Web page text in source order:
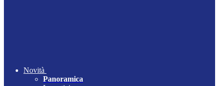
Novità
Panoramica